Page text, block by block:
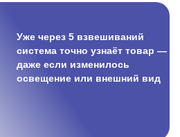
Уже через 5 взвешиваний
система точно узнаёт товар —
даже если изменилось
освещение или внешний вид